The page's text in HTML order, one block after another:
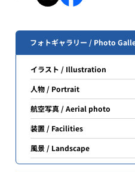
フォトギャラリー / Photo
イラスト / Illustration
人物 / Portrait
航空写真 / Aerial photo
装置 / Facilities
風景 / Landscape